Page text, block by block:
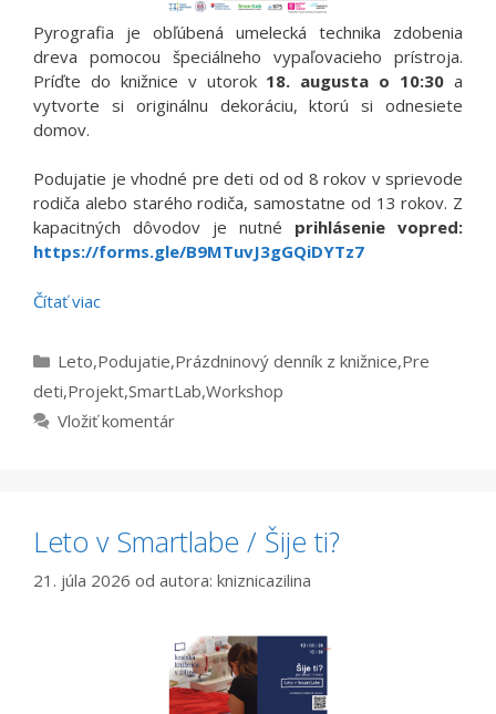
Pyrografia je obľúbená umelecká technika zdobenia
dreva pomocou špeciálneho vypaľovacieho prístroja.
Príďte do knižnice v utorok 18. augusta o 10:30 a
vytvorte si originálnu dekoráciu, ktorú si odnesiete
domov.
Podujatie je vhodné pre deti od od 8 rokov v sprievode
rodiča alebo starého rodiča, samostatne od 13 rokov. Z
kapacitných dôvodov je nutné prihlásenie vopred:
https://forms.gle/B9MTuvJ3gGQiDYTz7
Čítať viac
Kategórie
Leto,Podujatie,Prázdninový denník z knižnice,Pre
deti,Projekt,SmartLab,Workshop
Vložiť komentár
Leto v Smartlabe / Šije ti?
21. júla 2026 od autora: kniznicazilina